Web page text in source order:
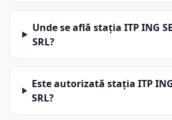
Unde se află stația ITP ING
SRL?
Este autorizată stația ITP ING
SRL?